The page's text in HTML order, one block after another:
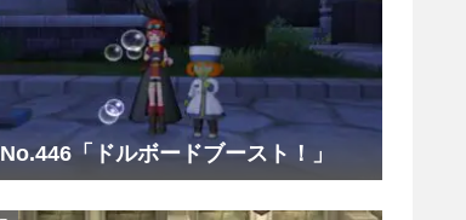
No.446「ドルボードブースト！」